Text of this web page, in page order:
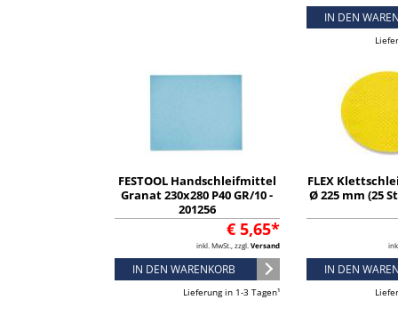
IN DEN
FESTOOL Handschleifmittel
Granat 230x280 P40 GR/10 -
201256
€ 5,65*
inkl. MwSt., zzgl. Versand
IN DEN WARENKORB
Lieferung in 1-3 Tagen¹
FLEX
Ø 225 mm (25
IN DEN